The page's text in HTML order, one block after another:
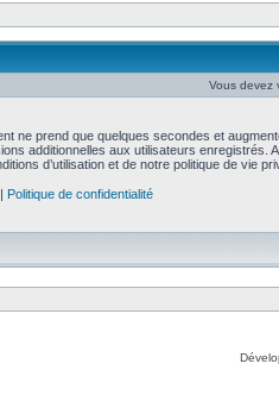
Vous devez
ne prend que quelques secondes et
additionnelles aux utilisateurs enregistrés.
d’utilisation et de notre politique de vie
Politique de confidentialité